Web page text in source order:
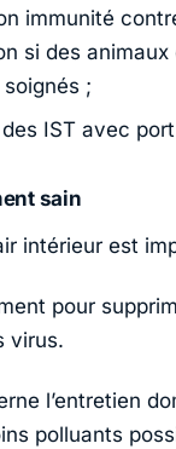
immunité
si des animaux
;
IST avec
sain
intérieur est
pour
virus.
l’entretien
polluants